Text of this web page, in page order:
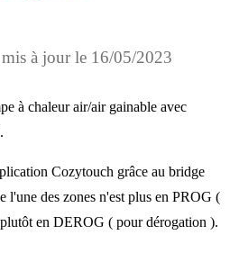
à jour le 16/05/2023
à chaleur air/air gainable avec
Cozytouch grâce au bridge
l'une des zones n'est plus en PROG (
en DEROG ( pour dérogation ).